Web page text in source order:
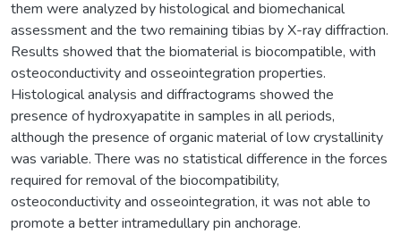
them were analyzed by histological and biomechanical
assessment and the two remaining tibias by X-ray diffraction.
Results showed that the biomaterial is biocompatible, with
osteoconductivity and osseointegration properties.
Histological analysis and diffractograms showed the
presence of hydroxyapatite in samples in all periods,
although the presence of organic material of low crystallinity
was variable. There was no statistical difference in the forces
required for removal of the biocompatibility,
osteoconductivity and osseointegration, it was not able to
promote a better intramedullary pin anchorage.